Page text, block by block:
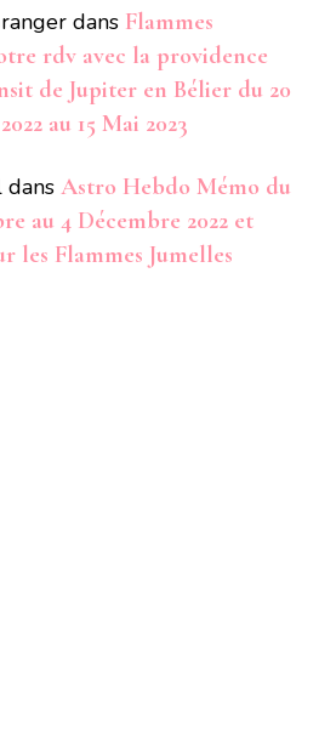
dans Flammes
rdv avec la providence
de Jupiter en Bélier du 20
au 15 Mai 2023
dans Astro Hebdo Mémo du
au 4 Décembre 2022 et
les Flammes Jumelles